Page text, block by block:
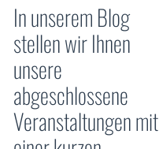
In unserem Blog
stellen wir Ihnen
unsere
abgeschlossene
Veranstaltungen mit